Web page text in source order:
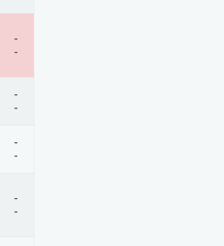
-
-
-
-
-
-
-
-